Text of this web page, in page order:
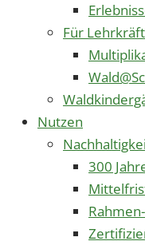
Für
Nutzen
300